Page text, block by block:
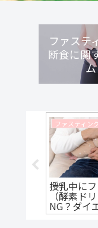
ファステ
断食に関
ム
授乳中に
（酵素ド
NG？ダイ
の観点か